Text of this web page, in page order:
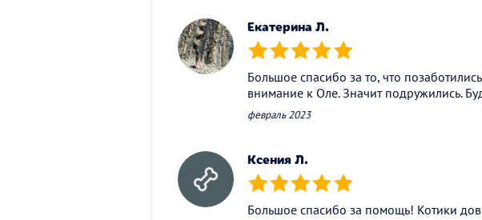
Екатерина Л.
(*) (*) (*) (*) (*)
Большое спасибо за то, что
внимание к Оле. Значит подружились.
февраль 2023
Ксения Л.
(*) (*) (*) (*) (*)
Большое спасибо за помощь! Котики